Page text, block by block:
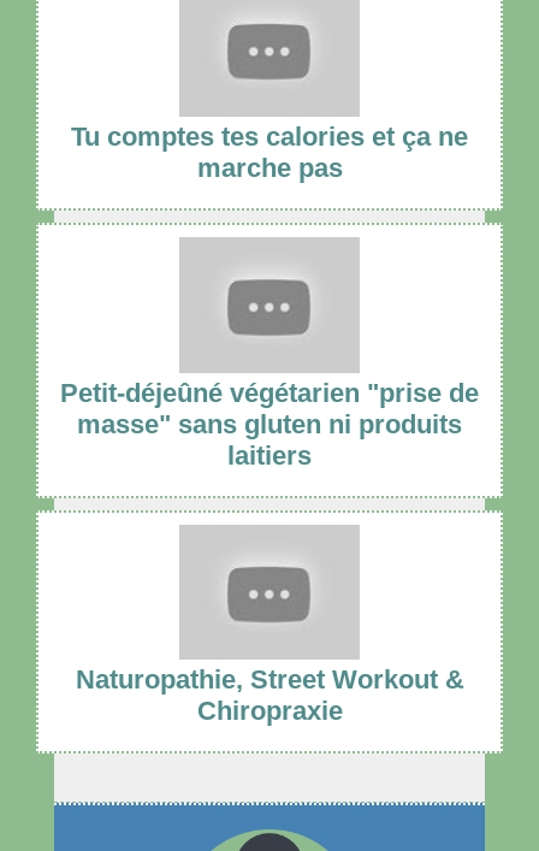
Tu comptes tes calories et ça ne
marche pas
Petit-déjeûné végétarien "prise de
masse" sans gluten ni produits
laitiers
Naturopathie, Street Workout &
Chiropraxie